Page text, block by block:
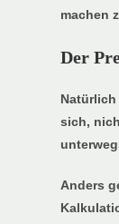
machen
Der
sich,
Anders